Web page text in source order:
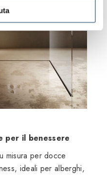
per il benessere
misura per docce
ideali per alberghi,